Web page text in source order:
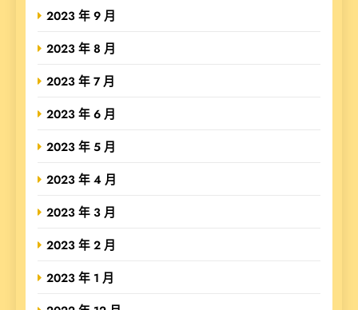
2023 年 9 月
2023 年 8 月
2023 年 7 月
2023 年 6 月
2023 年 5 月
2023 年 4 月
2023 年 3 月
2023 年 2 月
2023 年 1 月